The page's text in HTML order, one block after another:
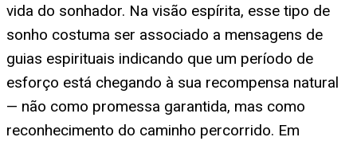
vida do sonhador. Na visão espírita, esse tipo de
sonho costuma ser associado a mensagens de
guias espirituais indicando que um período de
esforço está chegando à sua recompensa natural
— não como promessa garantida, mas como
reconhecimento do caminho percorrido. Em